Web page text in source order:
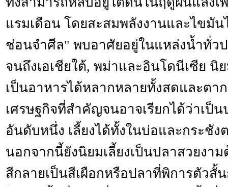
แรมเดือน โดยสะสมพลังงานและไขมัน
ช่อนจำศีล" พบอาศัยอยู่ในแหล่งน้ำทั่ว
จนถึงเอเชียใต้, พม่าและอินโดนีเซีย นิ
เป็นอาหารได้หลากหลายทั้งสดและตา
เศรษฐกิจที่สำคัญจนอาจเรียกได้ว่าเป็
อันดับหนึ่ง เลี้ยงได้ทั้งในบ่อและกระชั
นอกจากนี้ยังนิยมเลี้ยงเป็นปลาสวยงา
สีกลายเป็นสีเผือกหรือปลาที่พิการตัวสั้